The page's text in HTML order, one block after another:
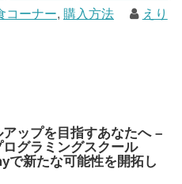
コーナー, 購入方法
えり
ップを目指すあなたへ –
グラミングスクール
で新たな可能性を開拓し